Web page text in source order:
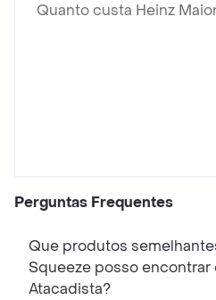
Quanto custa Heinz
Perguntas Frequentes
Que produtos
Squeeze posso encontrar
Atacadista?